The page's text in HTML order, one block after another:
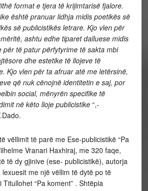
format e tjera të krijimtarisë fjalore.
është pranuar lidhja midis poetikës së
së publicistikës letrare. Kjo vlen për
ashtu edhe tiparet dalluese midis
për të patur përfytyrime të sakta mbi
dhe estetike të llojeve të
Kjo vlen për ta afruar atë me letërsinë,
që nuk cënojnë identitetin e saj, por
social, mënyrën specifike të
në këto lloje publicistike“,-
vëllimit të parë me Ese-publicistikë “Pa
Vranari Haxhiraj, me 320 faqe,
të dy gjinive (ese- publicistikë), autorja
me një vëllim të dytë po të
“Pa koment” . Shtëpia